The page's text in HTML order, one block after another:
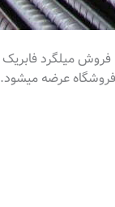
عرضه میشود.